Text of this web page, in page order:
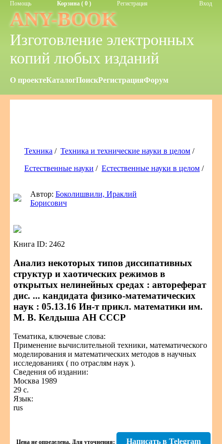
Помощь Корзина ( 0 ) Регистрация Вход
ANY-BOOK
Изготовление электронных
копий любых изданий
О проектеКаталогПоискРегистрацияФорум
Техника / Техника и технические науки в целом /
Естественные науки / Естественные науки в целом /
Автор: Боколишвили, Ираклий
Борисович
Книга ID: 2462
Анализ некоторых типов диссипативных
структур и хаотических режимов в
открытых нелинейных средах : автореферат
дис. ... кандидата физико-математических
наук : 05.13.16 Ин-т прикл. математики им.
М. В. Келдыша АН СССР
Тематика, ключевые слова:
Применение вычислительной техники, математического
моделирования и математических методов в научных
исследованиях ( по отраслям наук ).
Сведения об издании:
Москва 1989
29 с.
Язык:
rus
Цена не определена. Для уточнения: Написать в Telegram